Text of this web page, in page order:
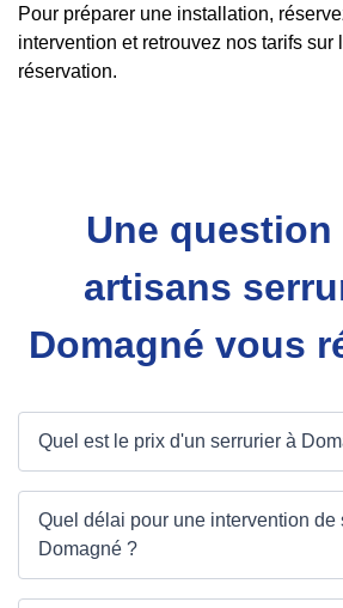
Pour préparer une installation,
intervention et retrouvez nos tarifs sur
réservation.
Une question
artisans
Domagné vous
Quel est le prix d'un serrurier à
Quel délai pour une intervention de
Domagné ?